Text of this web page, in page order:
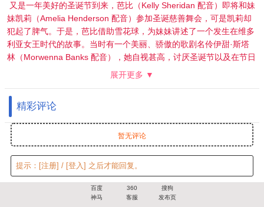
又是一年美好的圣诞节到来，芭比（Kelly Sheridan 配音）即将和妹
妹凯莉（Amelia Henderson 配音）参加圣诞慈善舞会，可是凯莉却
犯起了脾气。于是，芭比借助雪花球，为妹妹讲述了一个发生在维多
利亚女王时代的故事。当时有一个美丽、骄傲的歌剧名伶伊甜·斯塔
林（Morwenna Banks 配音），她自视甚高，讨厌圣诞节以及在节日
期间演唱颂歌。剧团工作人员和演员们相处甚佳，但是大家都对尖刻
全部留下来排练。没有人能够说服她改变主意，这个高高在上的女王
用她的傲慢带给所有人不快。 这时，一个意外发生在了伊甜的身上，
让她冰冷的灵魂发生些许改变……
展开更多 ▼
精彩评论
暂无评论
提示： [注册] / [登入] 之后才能回复。
百度 360
搜狗
神马
客服 发布页